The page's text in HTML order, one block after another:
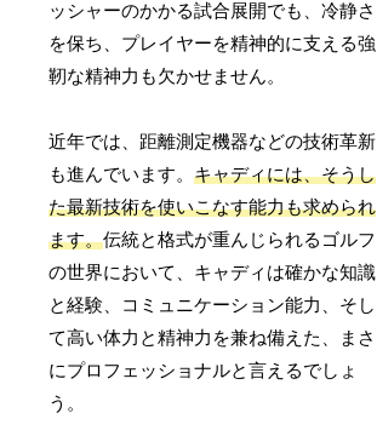
ッシャーのかかる試合展開でも、冷静さ
を保ち、プレイヤーを精神的に支える強
靭な精神力も欠かせません。
近年では、距離測定機器などの技術革新
も進んでいます。キャディには、そうし
た最新技術を使いこなす能力も求められ
ます。伝統と格式が重んじられるゴルフ
の世界において、キャディは確かな知識
と経験、コミュニケーション能力、そし
て高い体力と精神力を兼ね備えた、まさ
にプロフェッショナルと言えるでしょ
う。